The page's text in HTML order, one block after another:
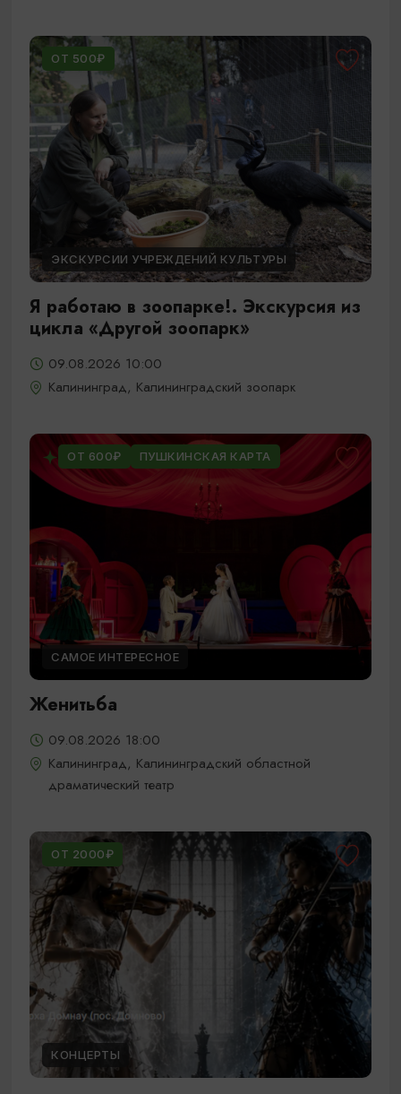
ОТ 500₽
ЭКСКУРСИИ УЧРЕЖДЕНИЙ КУЛЬТУРЫ
Я работаю в зоопарке!. Экскурсия из
цикла «Другой зоопарк»
09.08.2026 10:00
Калининград, Калининградский зоопарк
ОТ 600₽ ПУШКИНСКАЯ КАРТА
САМОЕ ИНТЕРЕСНОЕ
Женитьба
09.08.2026 18:00
Калининград, Калининградский областной
драматический театр
ОТ 2000₽
КОНЦЕРТЫ